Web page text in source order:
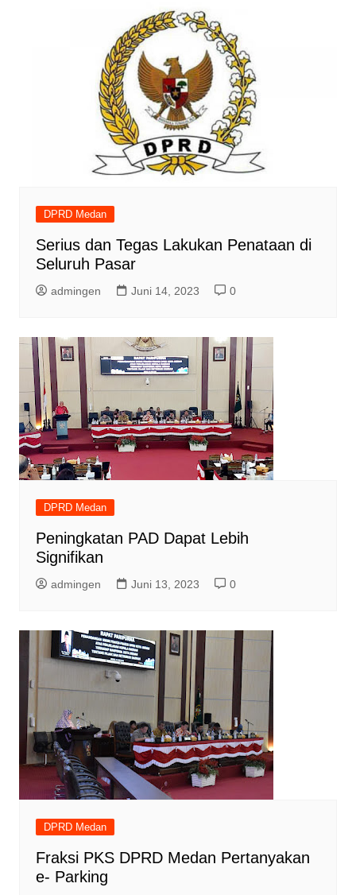
DPRD Medan
Serius dan Tegas Lakukan Penataan di
Seluruh Pasar
admingen Juni 14, 2023 0
DPRD Medan
Peningkatan PAD Dapat Lebih
Signifikan
admingen Juni 13, 2023 0
DPRD Medan
Fraksi PKS DPRD Medan Pertanyakan
e- Parking